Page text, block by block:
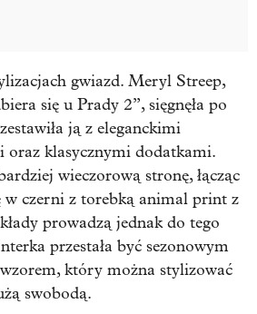
gwiazd. Meryl Streep,
się u Prady 2”, sięgnęła po
ją z eleganckimi
oraz klasycznymi dodatkami.
wieczorową stronę, łącząc
w czerni z torebką animal print z
prowadzą jednak do tego
przestała być sezonowym
który można stylizować
swobodą.